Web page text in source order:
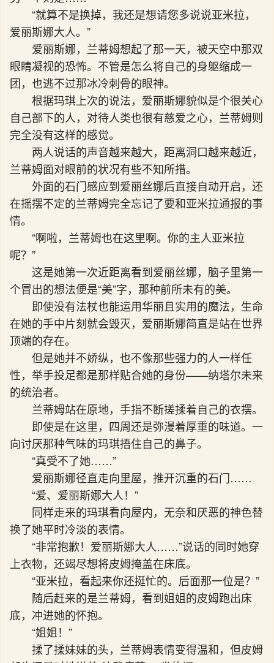
“就算不是换掉，我还是想请您多说说亚米拉，
爱丽斯娜大人。”
爱丽斯娜，兰蒂姆想起了那一天，被天空中那双
眼睛凝视的恐怖。不管是怎么将自己的身躯缩成一
团，也逃不过那冰冷刺骨的眼神。
根据玛琪上次的说法，爱丽斯娜貌似是个很关心
自己部下的人，对待人类也很有慈爱之心，兰蒂姆则
完全没有这样的感觉。
两人说话的声音越来越大，距离洞口越来越近，
兰蒂姆面对眼前的状况有些不知所措。
外面的石门感应到爱丽丝娜后直接自动开启，还
在摇摆不定的兰蒂姆完全忘记了要和亚米拉通报的事
情。
“啊啦，兰蒂姆也在这里啊。你的主人亚米拉
呢？”
这是她第一次近距离看到爱丽丝娜，脑子里第一
个冒出的想法便是“美”字，那种前所未有的美。
即使没有法杖也能运用华丽且实用的魔法，生命
在她的手中片刻就会毁灭，爱丽斯娜简直是站在世界
顶端的存在。
但是她并不娇纵，也不像那些强力的人一样任
性，举手投足都是那样贴合她的身份——纳塔尔未来
的统治者。
兰蒂姆站在原地，手指不断搓揉着自己的衣摆。
即使是在这里，四周还是弥漫着厚重的味道。一
向讨厌那种气味的玛琪捂住自己的鼻子。
“真受不了她……”
爱丽斯娜径直走向里屋，推开沉重的石门……
“爱、爱丽斯娜大人！”
同样走来的玛琪看向屋内，无奈和厌恶的神色替
换了她平时冷淡的表情。
“非常抱歉！爱丽斯娜大人……”说话的同时她穿
上衣物，还竭尽想将皮姆掩盖在床底。
“亚米拉，看起来你还挺忙的。后面那一位是？”
随后赶来的是兰蒂姆，看到姐姐的皮姆跑出床
底，冲进她的怀抱。
“姐姐！”
揉了揉妹妹的头，兰蒂姆表情变得温和，但皮姆